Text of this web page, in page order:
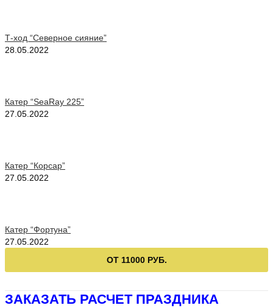
Т-ход “Северное сияние”
28.05.2022
Катер “SeaRay 225”
27.05.2022
Катер “Корсар”
27.05.2022
Катер “Фортуна”
27.05.2022
ОТ 11000 РУБ.
ЗАКАЗАТЬ РАСЧЕТ ПРАЗДНИКА